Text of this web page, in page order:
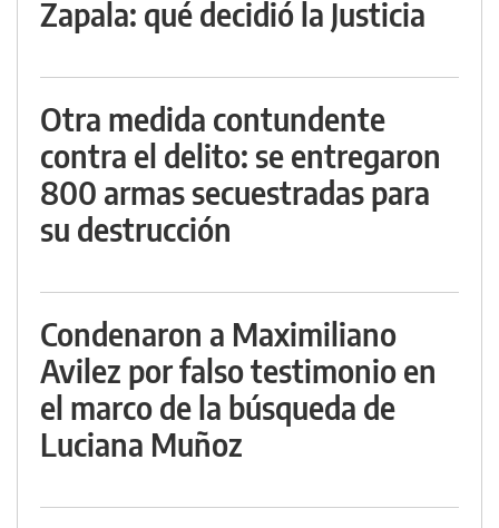
Zapala: qué decidió la Justicia
Otra medida contundente
contra el delito: se entregaron
800 armas secuestradas para
su destrucción
Condenaron a Maximiliano
Avilez por falso testimonio en
el marco de la búsqueda de
Luciana Muñoz